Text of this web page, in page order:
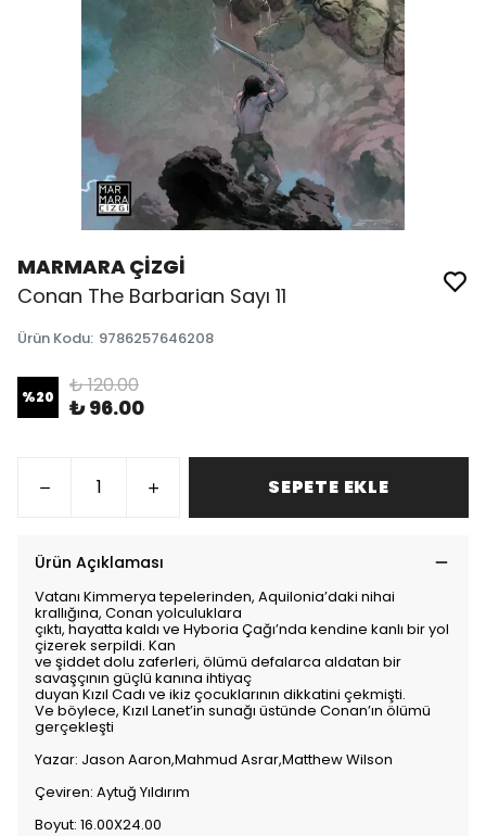
MARMARA ÇİZGİ
Conan The Barbarian Sayı 11
Ürün Kodu: 9786257646208
%20 ₺ 120.00
₺ 96.00
SEPETE EKLE
Ürün Açıklaması
Vatanı Kimmerya tepelerinden, Aquilonia’daki nihai
krallığına, Conan yolculuklara
çıktı, hayatta kaldı ve Hyboria Çağı’nda kendine kanlı bir yol
çizerek serpildi. Kan
ve şiddet dolu zaferleri, ölümü defalarca aldatan bir
savaşçının güçlü kanına ihtiyaç
duyan Kızıl Cadı ve ikiz çocuklarının dikkatini çekmişti.
Ve böylece, Kızıl Lanet’in sunağı üstünde Conan’ın ölümü
gerçekleşti
Yazar: Jason Aaron,Mahmud Asrar,Matthew Wilson
Çeviren: Aytuğ Yıldırım
Boyut: 16.00X24.00